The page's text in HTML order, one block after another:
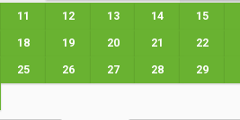
11 12 13 14 15
18 19 20 21 22
25 26 27 28 29